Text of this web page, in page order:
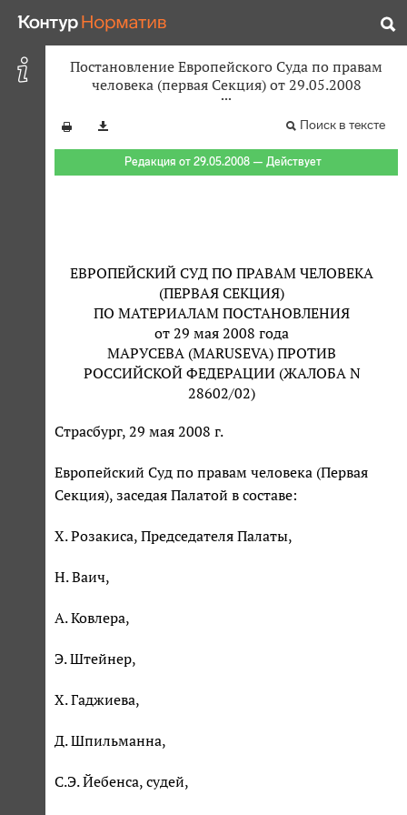
Постановление Европейского Суда по правам
человека (первая Секция) от 29.05.2008
Поиск в тексте
Редакция от 29.05.2008 — Действует
ЕВРОПЕЙСКИЙ СУД ПО ПРАВАМ ЧЕЛОВЕКА
(ПЕРВАЯ СЕКЦИЯ)
ПО МАТЕРИАЛАМ ПОСТАНОВЛЕНИЯ
от 29 мая 2008 года
МАРУСЕВА (MARUSEVA) ПРОТИВ
РОССИЙСКОЙ ФЕДЕРАЦИИ (ЖАЛОБА N
28602/02)
Страсбург, 29 мая 2008 г.
Европейский Суд по правам человека (Первая
Секция), заседая Палатой в составе:
Х. Розакиса, Председателя Палаты,
Н. Ваич,
А. Ковлера,
Э. Штейнер,
Х. Гаджиева,
Д. Шпильманна,
С.Э. Йебенса, судей,